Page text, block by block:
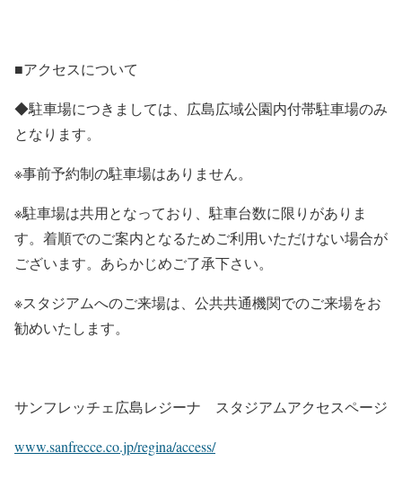
■アクセスについて
◆駐車場につきましては、広島広域公園内付帯駐車場のみ
となります。
※事前予約制の駐車場はありません。
※駐車場は共用となっており、駐車台数に限りがありま
す。着順でのご案内となるためご利用いただけない場合が
ございます。あらかじめご了承下さい。
※スタジアムへのご来場は、公共共通機関でのご来場をお
勧めいたします。
サンフレッチェ広島レジーナ スタジアムアクセスページ
www.sanfrecce.co.jp/regina/access/